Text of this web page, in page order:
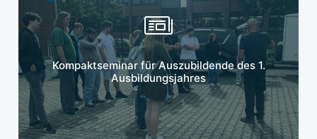
Kompaktseminar für Auszubildende des 1.
Ausbildungsjahres
Mehr erfahren